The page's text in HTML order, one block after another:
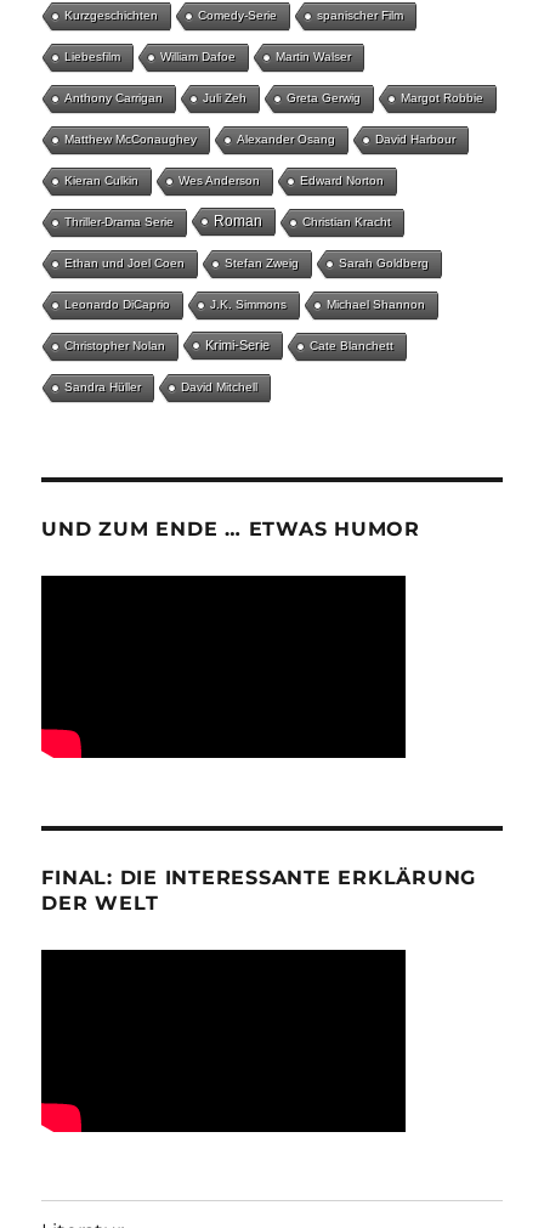
Kurzgeschichten Comedy-Serie spanischer Film
Liebesfilm William Dafoe Martin Walser
Anthony Carrigan Juli Zeh Greta Gerwig Margot Robbie
Matthew McConaughey Alexander Osang David Harbour
Kieran Culkin Wes Anderson Edward Norton
Thriller-Drama Serie Roman Christian Kracht
Ethan und Joel Coen Stefan Zweig Sarah Goldberg
Leonardo DiCaprio J.K. Simmons Michael Shannon
Christopher Nolan Krimi-Serie Cate Blanchett
Sandra Hüller David Mitchell
UND ZUM ENDE … ETWAS HUMOR
FINAL: DIE INTERESSANTE ERKLÄRUNG
DER WELT